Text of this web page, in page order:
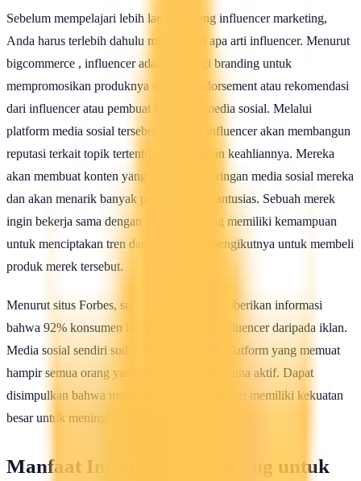
Sebelum mempelajari lebih lanjut tentang influencer marketing,
Anda harus terlebih dahulu mengetahui apa arti influencer. Menurut
bigcommerce , influencer adalah strategi branding untuk
mempromosikan produknya melalui endorsement atau rekomendasi
dari influencer atau pembuat konten di media sosial. Melalui
platform media sosial tersebut, seorang influencer akan membangun
reputasi terkait topik tertentu sesuai dengan keahliannya. Mereka
akan membuat konten yang menarik di jaringan media sosial mereka
dan akan menarik banyak pengikut yang antusias. Sebuah merek
ingin bekerja sama dengan influencer yang memiliki kemampuan
untuk menciptakan tren dan mendorong pengikutnya untuk membeli
produk merek tersebut.
Menurut situs Forbes, survei MuseFind memberikan informasi
bahwa 92% konsumen lebih memercayai influencer daripada iklan.
Media sosial sendiri sudah menjadi sebuah platform yang memuat
hampir semua orang yang merupakan pengguna aktif. Dapat
disimpulkan bahwa media sosial dan influencer memiliki kekuatan
besar untuk meningkatkan bisnis Anda.
Manfaat Influencer Marketing untuk